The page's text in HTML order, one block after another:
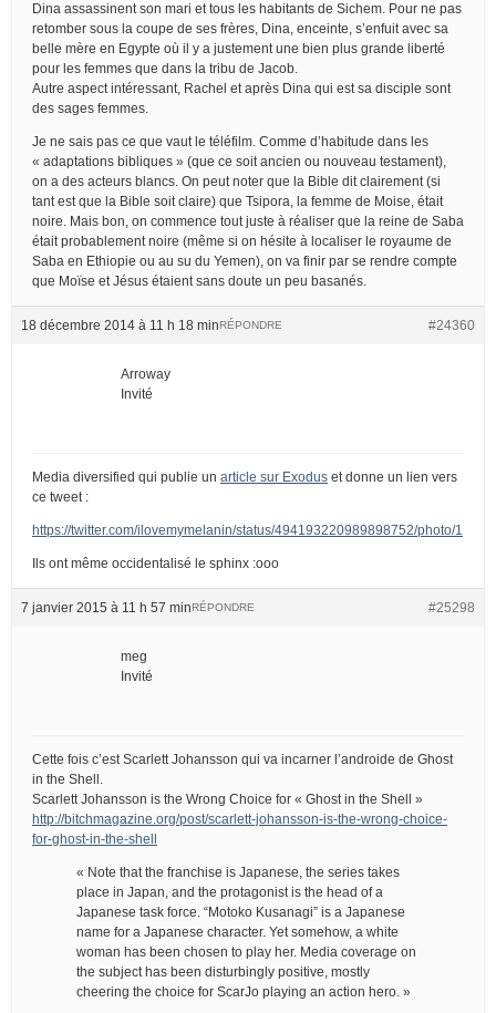
Dina assassinent son mari et tous les habitants de Sichem. Pour ne pas
retomber sous la coupe de ses frères, Dina, enceinte, s’enfuit avec sa
belle mère en Egypte où il y a justement une bien plus grande liberté
pour les femmes que dans la tribu de Jacob.
Autre aspect intéressant, Rachel et après Dina qui est sa disciple sont
des sages femmes.
Je ne sais pas ce que vaut le téléfilm. Comme d’habitude dans les
« adaptations bibliques » (que ce soit ancien ou nouveau testament),
on a des acteurs blancs. On peut noter que la Bible dit clairement (si
tant est que la Bible soit claire) que Tsipora, la femme de Moise, était
noire. Mais bon, on commence tout juste à réaliser que la reine de Saba
était probablement noire (même si on hésite à localiser le royaume de
Saba en Ethiopie ou au su du Yemen), on va finir par se rendre compte
que Moïse et Jésus étaient sans doute un peu basanés.
18 décembre 2014 à 11 h 18 min #24360
RÉPONDRE
Arroway
Invité
Media diversified qui publie un article sur Exodus et donne un lien vers
ce tweet :
https://twitter.com/ilovemymelanin/status/494193220989898752/photo/1
Ils ont même occidentalisé le sphinx :ooo
7 janvier 2015 à 11 h 57 min #25298
RÉPONDRE
meg
Invité
Cette fois c’est Scarlett Johansson qui va incarner l’androide de Ghost
in the Shell.
Scarlett Johansson is the Wrong Choice for « Ghost in the Shell »
http://bitchmagazine.org/post/scarlett-johansson-is-the-wrong-choice-
for-ghost-in-the-shell
« Note that the franchise is Japanese, the series takes
place in Japan, and the protagonist is the head of a
Japanese task force. “Motoko Kusanagi” is a Japanese
name for a Japanese character. Yet somehow, a white
woman has been chosen to play her. Media coverage on
the subject has been disturbingly positive, mostly
cheering the choice for ScarJo playing an action hero. »